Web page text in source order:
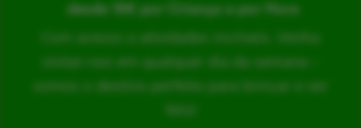
desde 15€ por Criança e por Hora
Com acesso a atividades incríveis. Venha
visitar-nos em qualquer dia da semana –
somos o destino perfeito para brincar e ser